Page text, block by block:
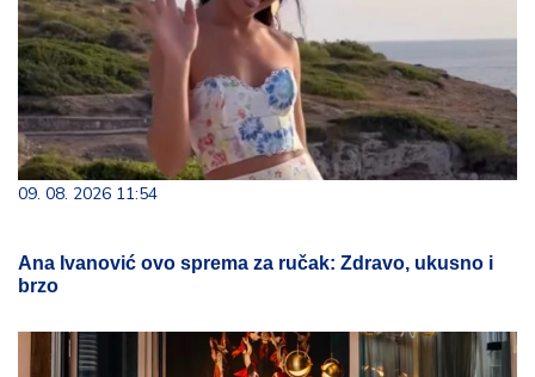
09. 08. 2026 11:54
Ana Ivanović ovo sprema za ručak: Zdravo, ukusno i
brzo